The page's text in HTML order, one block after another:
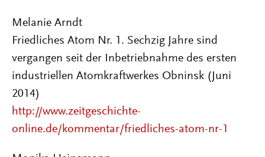
Melanie Arndt
Friedliches Atom Nr. 1. Sechzig Jahre sind
vergangen seit der Inbetriebnahme des ersten
industriellen Atomkraftwerkes Obninsk (Juni
2014)
http://www.zeitgeschichte-
online.de/kommentar/friedliches-atom-nr-1